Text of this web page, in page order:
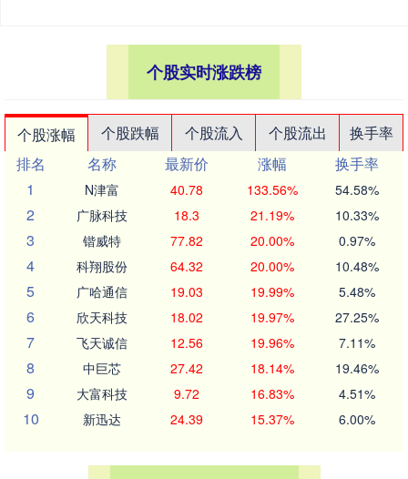
个股实时涨跌榜
个股涨幅 个股跌幅 个股流入 个股流出
换手率
排名
名称 最新价 涨幅
换手率
1
N津富 40.78 133.56% 54.58%
2 广脉科技 18.3 21.19% 10.33%
3 锴威特 77.82 20.00% 0.97%
4 科翔股份 64.32 20.00% 10.48%
5 广哈通信 19.03 19.99% 5.48%
6 欣天科技 18.02 19.97% 27.25%
7 飞天诚信 12.56 19.96% 7.11%
8 中巨芯 27.42 18.14% 19.46%
9 大富科技 9.72 16.83% 4.51%
10 新迅达 24.39 15.37% 6.00%